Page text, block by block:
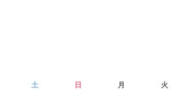
土 日 月 火